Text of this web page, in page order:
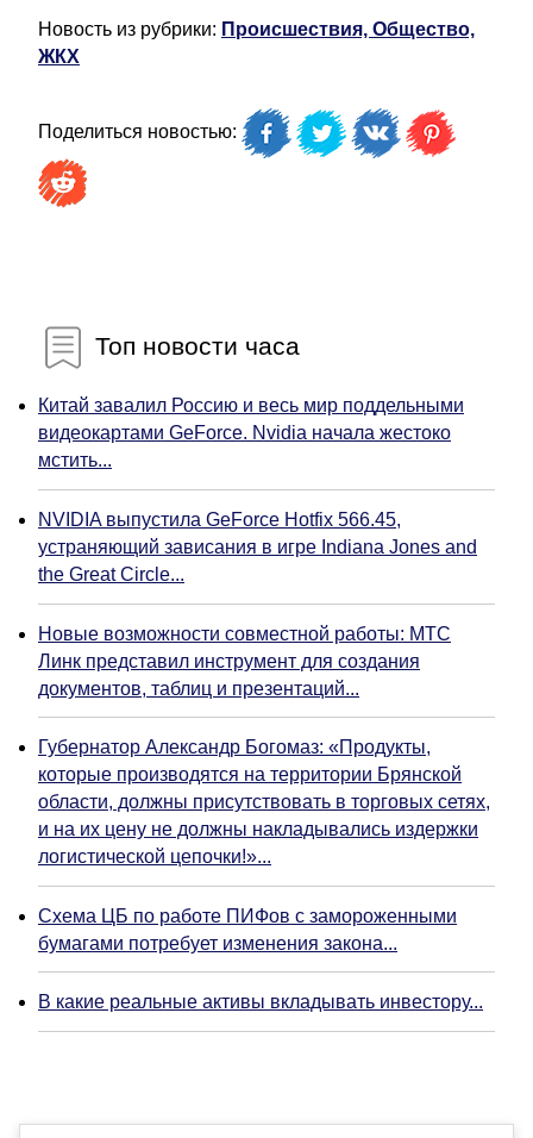
Новость из рубрики: Происшествия, Общество,
ЖКХ
Поделиться новостью:
Топ новости часа
Китай завалил Россию и весь мир поддельными
видеокартами GeForce. Nvidia начала жестоко
мстить...
NVIDIA выпустила GeForce Hotfix 566.45,
устраняющий зависания в игре Indiana Jones and
the Great Circle...
Новые возможности совместной работы: МТС
Линк представил инструмент для создания
документов, таблиц и презентаций...
Губернатор Александр Богомаз: «Продукты,
которые производятся на территории Брянской
области, должны присутствовать в торговых сетях,
и на их цену не должны накладывались издержки
логистической цепочки!»...
Схема ЦБ по работе ПИФов с замороженными
бумагами потребует изменения закона...
В какие реальные активы вкладывать инвестору...